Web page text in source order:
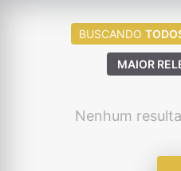
BUSCANDO
MAIOR
Nenhum